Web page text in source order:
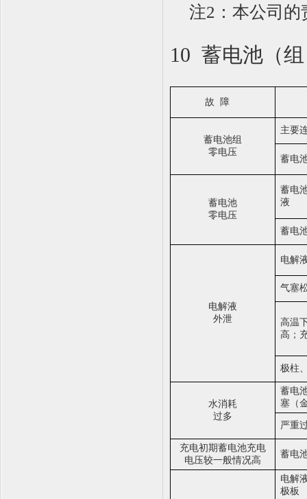
注2 ： 本公司的
10 蓄电池（
故 障
蓄电池组
零电压
主要
蓄电
蓄电池
零电压
蓄电
液
蓄电
电解液
外泄
电解
气塞
高温
高；
极柱
水消耗
过多
蓄电
塞（
严重
充电初期蓄电池充电
电压较一般情况高
蓄电
电解
极板